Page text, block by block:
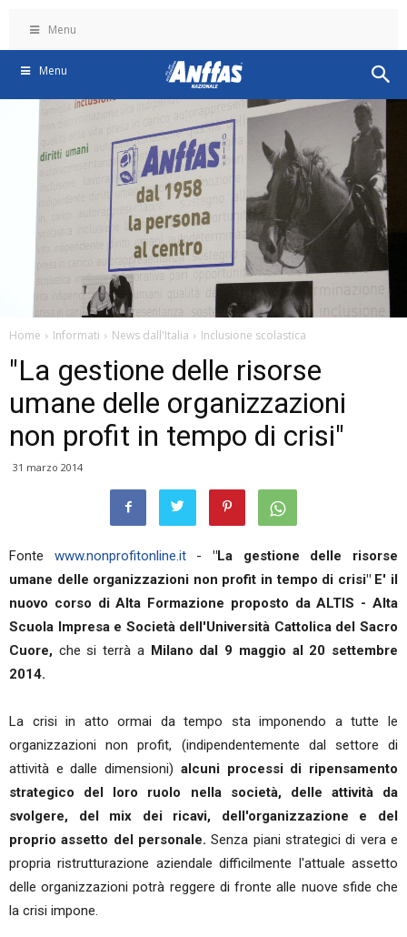
Menu
Menu
Home Informati News dall'Italia Inclusione scolastica
"La gestione delle risorse
umane delle organizzazioni
non profit in tempo di crisi"
31 marzo 2014
Fonte www.nonprofitonline.it-"La gestione delle risorse
umane delle organizzazioni non profit in tempo di crisi" E' il
nuovo corso di Alta Formazione proposto da ALTIS - Alta
Scuola Impresa e Società dell'Università Cattolica del Sacro
Cuore, che si terrà a Milano dal 9 maggio al 20 settembre
2014.
La crisi in atto ormai da tempo sta imponendo a tutte le
organizzazioni non profit, (indipendentemente dal settore di
attività e dalle dimensioni) alcuni processi di ripensamento
strategico del loro ruolo nella società, delle attività da
svolgere, del mix dei ricavi, dell'organizzazione e del
proprio assetto del personale.Senza piani strategici di vera e
propria ristrutturazione aziendale difficilmente l'attuale assetto
delle organizzazioni potrà reggere di fronte alle nuove sfide che
la crisi impone.